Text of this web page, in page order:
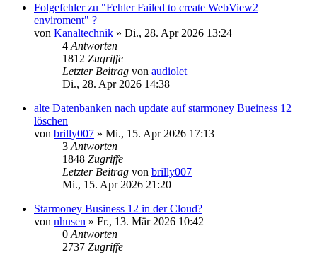
Folgefehler zu "Fehler Failed to create WebView2
enviroment" ?
von Kanaltechnik » Di., 28. Apr 2026 13:24
4 Antworten
1812 Zugriffe
Letzter Beitrag von audiolet
Di., 28. Apr 2026 14:38
alte Datenbanken nach update auf starmoney Bueiness 12
löschen
von brilly007 » Mi., 15. Apr 2026 17:13
3 Antworten
1848 Zugriffe
Letzter Beitrag von brilly007
Mi., 15. Apr 2026 21:20
Starmoney Business 12 in der Cloud?
von nhusen » Fr., 13. Mär 2026 10:42
0 Antworten
2737 Zugriffe